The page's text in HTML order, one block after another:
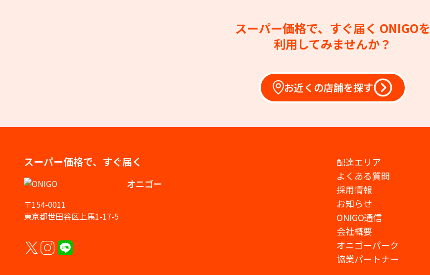
スーパー価格で、すぐ届く ONIGOを
利用してみませんか？
お近くの店舗を探す
スーパー価格で、すぐ届く
オニゴー
〒154-0011
東京都世田谷区上馬1-17-5
配達エリア
よくある質問
採用情報
お知らせ
ONIGO通信
会社概要
オニゴーパーク
協業パートナー